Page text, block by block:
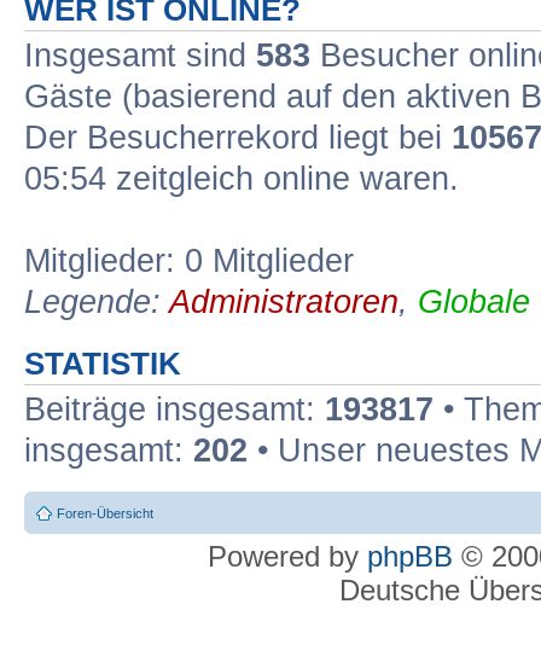
WER IST ONLINE?
Insgesamt sind 583 Besucher
Gäste (basierend auf den aktiven
Der Besucherrekord liegt bei 10567
05:54 zeitgleich online waren.
Mitglieder: 0 Mitglieder
Legende:Administratoren, Globale
STATISTIK
Beiträge insgesamt: 193817 •
insgesamt: 202 • Unser neuestes
Foren-Übersicht
Powered by phpBB ©
Deutsche